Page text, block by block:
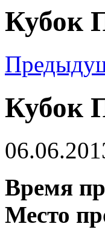
Кубок
Кубок
Время
Место